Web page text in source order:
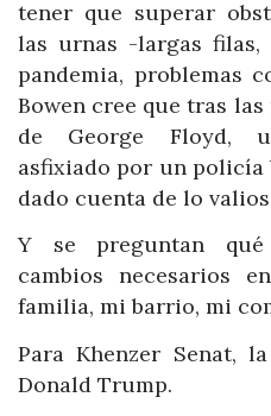
tener que superar
las urnas -largas
pandemia, problemas
Bowen cree que tras
de George Floyd,
asfixiado por un policía
dado cuenta de lo
Y se preguntan
cambios necesarios
familia, mi barrio, mi
Para Khenzer Senat,
Donald Trump.